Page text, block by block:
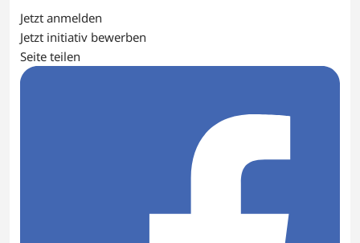
Jetzt anmelden
Jetzt initiativ bewerben
Seite teilen